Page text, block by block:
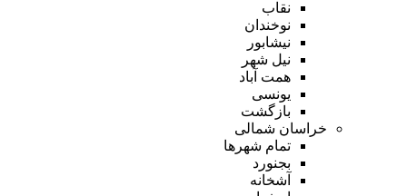
نقاب
نوخندان
نیشابور
نیل شهر
همت آباد
یونسی
بازگشت
خراسان شمالی
تمام شهر‌ها
بجنورد
آشخانه